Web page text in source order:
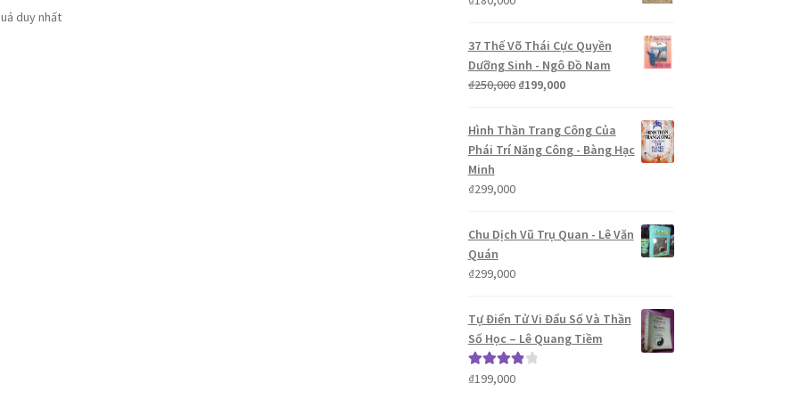
duy nhất
37 Thế Võ Thái Cực Quyền
Dưỡng Sinh - Ngô Đồ Nam
₫250,000 Giá
là:
₫250,000.
₫199,000Giá
tại
Hình Thần Trang Công Của
Phái Trí Năng Công - Bàng Hạc
Minh
₫299,000
Chu Dịch Vũ Trụ Quan - Lê Văn
Quán
₫299,000
Tự Điển Tử Vi Đẩu Số Và Thần
Số Học – Lê Quang Tiềm
Được xếp
₫199,000